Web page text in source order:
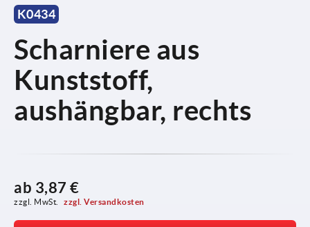
K0434
Scharniere aus
Kunststoff,
aushängbar, rechts
ab 3,87 €
zzgl. MwSt. zzgl. Versandkosten